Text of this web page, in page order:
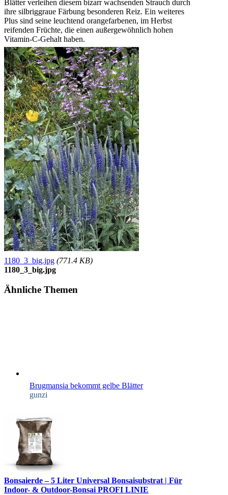
Blätter verleihen diesem bizarr wachsenden Strauch durch
ihre silbriggraue Färbung besonderen Reiz. Ein weiteres
Plus sind seine leuchtend orangefarbenen, im Herbst
reifenden Früchte, die einen außergewöhnlich hohen
Vitamin-C-Gehalt haben.
1180_3_big.jpg (771.4 KB)
1180_3_big.jpg
Ähnliche Themen
Brugmansia bekommt gelbe Blätter
gunzi
Bonsaierde – 5 Liter Universal Bonsaisubstrat | Für
Indoor- & Outdoor-Bonsai PROFI LINIE